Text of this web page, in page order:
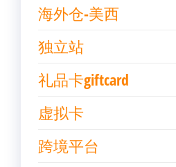
海外仓-美西
独立站
礼品卡giftcard
虚拟卡
跨境平台